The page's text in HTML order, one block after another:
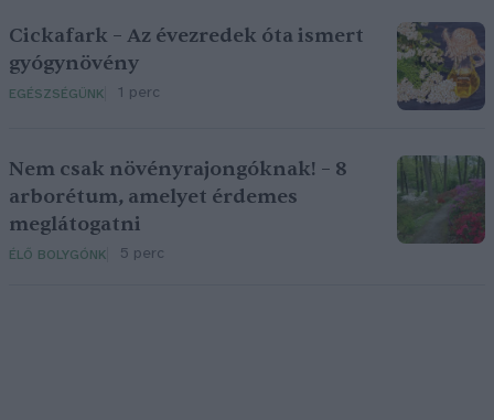
Cickafark – Az évezredek óta ismert
gyógynövény
EGÉSZSÉGÜNK 1 perc
Nem csak növényrajongóknak! – 8
arborétum, amelyet érdemes
meglátogatni
ÉLŐ BOLYGÓNK 5 perc